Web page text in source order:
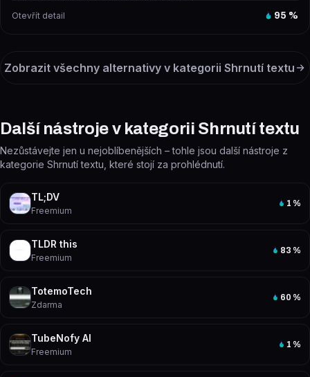
Otevřít detail 95 %
Zobrazit všechny alternativy v kategorii Shrnutí textu
Další nástroje v kategorii Shrnutí textu
Nezůstávejte jen u nejoblíbenějších – tohle jsou další nástroje z
kategorie Shrnutí textu, které stojí za prohlédnutí.
TL;DV
Freemium
1 %
TLDR this
Freemium
83 %
TotemoTech
Zdarma
60 %
TubeNofy AI
Freemium
1 %